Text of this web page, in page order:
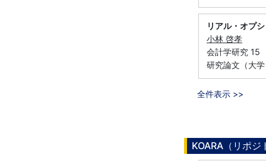
リアル・オプ
小林 啓孝
会計学研究
研究論文（大
全件表示 >>
KOARA（リポ